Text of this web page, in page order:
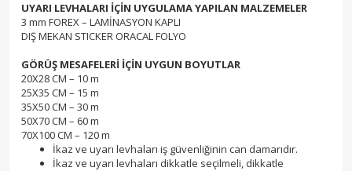
UYARI LEVHALARI İÇİN UYGULAMA YAPILAN MALZEMELER
3 mm FOREX – LAMİNASYON KAPLI
DIŞ MEKAN STICKER ORACAL FOLYO
GÖRÜŞ MESAFELERİ İÇİN UYGUN BOYUTLAR
20X28 CM – 10 m
25X35 CM – 15 m
35X50 CM – 30 m
50X70 CM – 60 m
70X100 CM – 120 m
İkaz ve uyarı levhaları iş güvenliğinin can damarıdır.
İkaz ve uyarı levhaları dikkatle seçilmeli, dikkatle